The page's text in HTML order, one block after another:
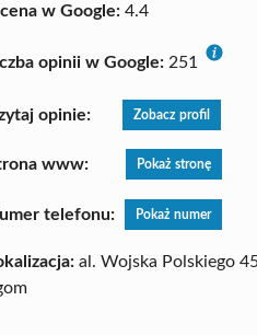
w Google: 4.4
opinii w Google: 251
opinie: Zobacz profil
www: Pokaż stronę
telefonu: Pokaż numer
al. Wojska Polskiego